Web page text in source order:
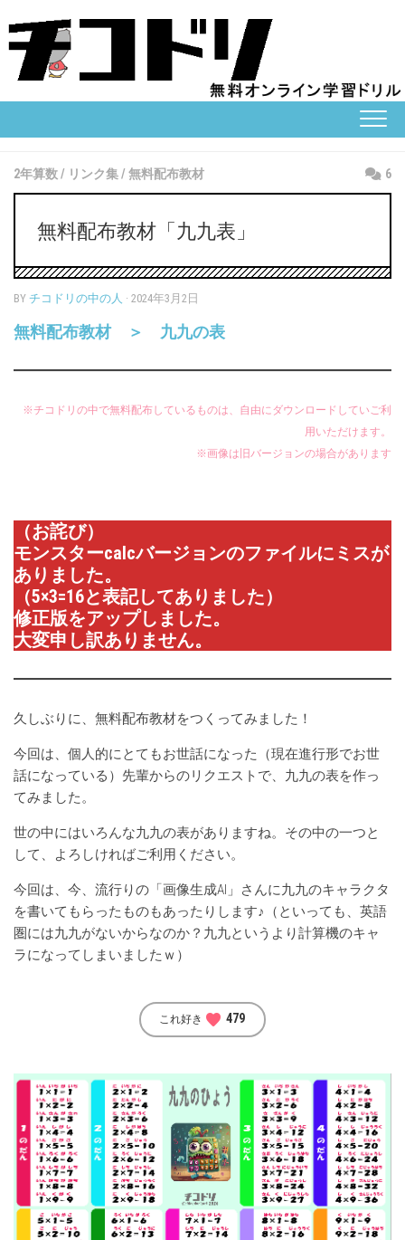
to
content
2年算数/ リンク集/ 無料配布教材 6
無料配布教材「九九表」
BY チコドリの中の人 · 2024年3月2日
無料配布教材 ＞ 九九の表
※チコドリの中で無料配布しているものは、自由にダウンロードしていご利
用いただけます。
※画像は旧バージョンの場合があります
（お詫び）
モンスターcalcバージョンのファイルにミスが
ありました。
（5×3=16と表記してありました）
修正版をアップしました。
大変申し訳ありません。
久しぶりに、無料配布教材をつくってみました！
今回は、個人的にとてもお世話になった（現在進行形でお世
話になっている）先輩からのリクエストで、九九の表を作っ
てみました。
世の中にはいろんな九九の表がありますね。その中の一つと
して、よろしければご利用ください。
今回は、今、流行りの「画像生成AI」さんに九九のキャラクタ
を書いてもらったものもあったりします♪（といっても、英語
圏には九九がないからなのか？九九というより計算機のキャ
ラになってしまいましたｗ）
これ好き favorite 479